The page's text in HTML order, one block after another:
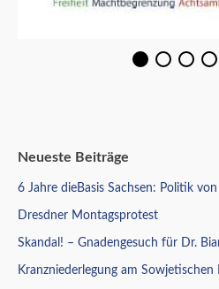
Neueste Beiträge
6 Jahre dieBasis Sachsen: Politik
Dresdner Montagsprotest
Skandal! – Gnadengesuch für Dr.
Kranzniederlegung am Sowjetischen